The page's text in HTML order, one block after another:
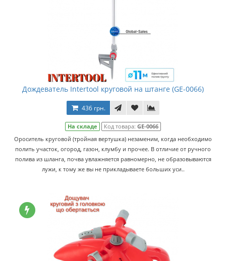
Дождеватель Intertool круговой на штанге (GE-0066)
436 грн.
На складе Код товара: GE-0066
Ороситель круговой (тройная вертушка) незаменим, когда необходимо
полить участок, огород, газон, клумбу и прочее. В отличие от ручного
полива из шланга, почва увлажняется равномерно, не образовываются
лужи, к тому же вы не прикладываете больших уси..